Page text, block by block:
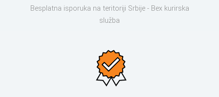
Besplatna isporuka na teritoriji Srbije - Bex kurirska
služba